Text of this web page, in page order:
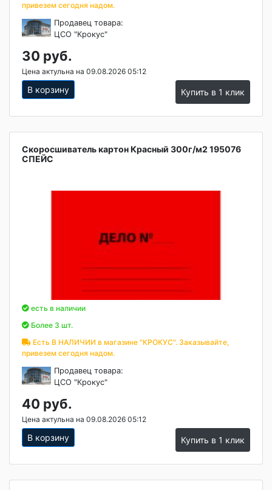
привезем сегодня надом.
Продавец товара:
ЦСО "Крокус"
30 руб.
Цена актульна на 09.08.2026 05:12
В корзину Купить в 1 клик
Скоросшиватель картон Красный 300г/м2 195076
СПЕЙС
есть в наличии
Более 3 шт.
Есть В НАЛИЧИИ в магазине "КРОКУС". Заказывайте,
привезем сегодня надом.
Продавец товара:
ЦСО "Крокус"
40 руб.
Цена актульна на 09.08.2026 05:12
В корзину Купить в 1 клик